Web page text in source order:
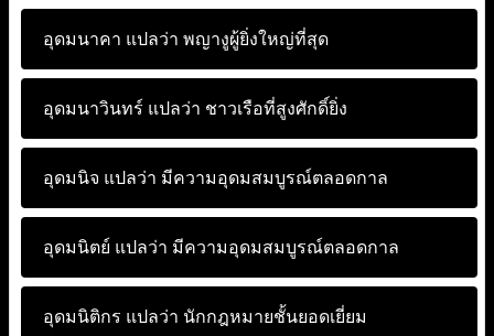
อุดมนาคา แปลว่า พญางูผู้ยิ่งใหญ่ที่สุด
อุดมนาวินทร์ แปลว่า ชาวเรือที่สูงศักดิ์ยิ่ง
อุดมนิจ แปลว่า มีความอุดมสมบูรณ์ตลอดกาล
อุดมนิตย์ แปลว่า มีความอุดมสมบูรณ์ตลอดกาล
อุดมนิติกร แปลว่า นักกฎหมายชั้นยอดเยี่ยม